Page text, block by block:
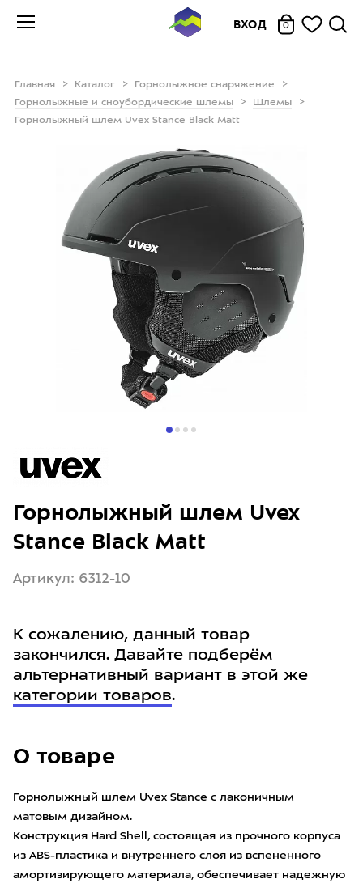
ВХОД 0
Главная Каталог
Горнолыжное снаряжение
Горнолыжные и сноубордические шлемы
Шлемы
Горнолыжный шлем Uvex Stance Black Matt
О товаре
Горнолыжный шлем Uvex Stance с лаконичным
матовым дизайном.
Конструкция Hard Shell, состоящая из прочного корпуса
из ABS-пластика и внутреннего слоя из вспененного
амортизирующего материала, обеспечивает надежную
Горнолыжный шлем Uvex
Stance Black Matt
Артикул: 6312-10
К сожалению, данный товар
закончился. Давайте подберём
альтернативный вариант в этой же
категории товаров.